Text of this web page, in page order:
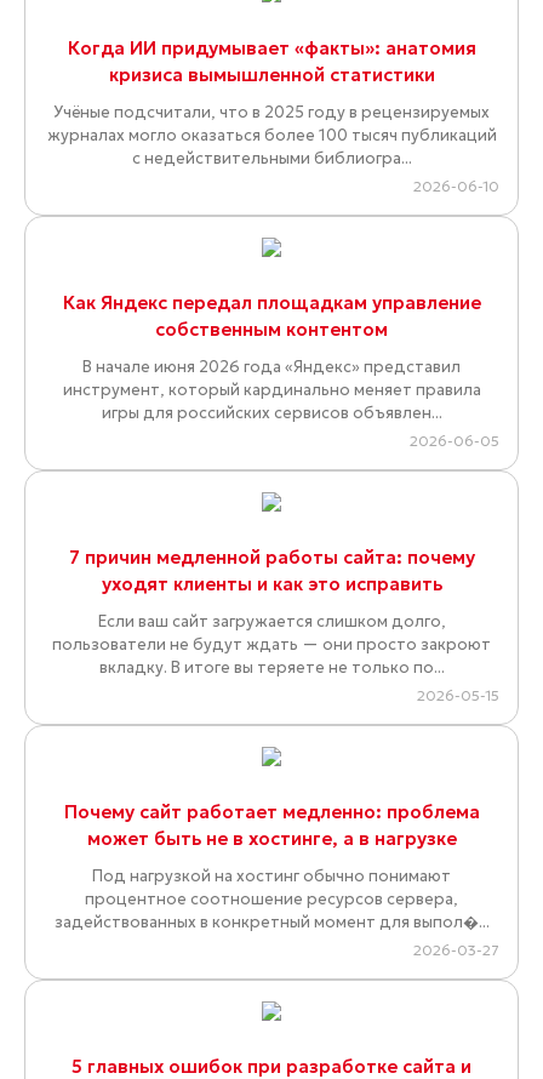
Когда ИИ придумывает «факты»: анатомия
кризиса вымышленной статистики
Учёные подсчитали, что в 2025 году в рецензируемых
журналах могло оказаться более 100 тысяч публикаций
с недействительными библиогра...
2026-06-10
Как Яндекс передал площадкам управление
собственным контентом
В начале июня 2026 года «Яндекс» представил
инструмент, который кардинально меняет правила
игры для российских сервисов объявлен...
2026-06-05
7 причин медленной работы сайта: почему
уходят клиенты и как это исправить
Если ваш сайт загружается слишком долго,
пользователи не будут ждать — они просто закроют
вкладку. В итоге вы теряете не только по...
2026-05-15
Почему сайт работает медленно: проблема
может быть не в хостинге, а в нагрузке
Под нагрузкой на хостинг обычно понимают
процентное соотношение ресурсов сервера,
задействованных в конкретный момент для выпол�...
2026-03-27
5 главных ошибок при разработке сайта и